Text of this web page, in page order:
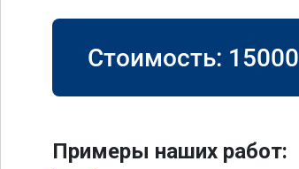
Стоимость: 15000
Примеры наших работ: